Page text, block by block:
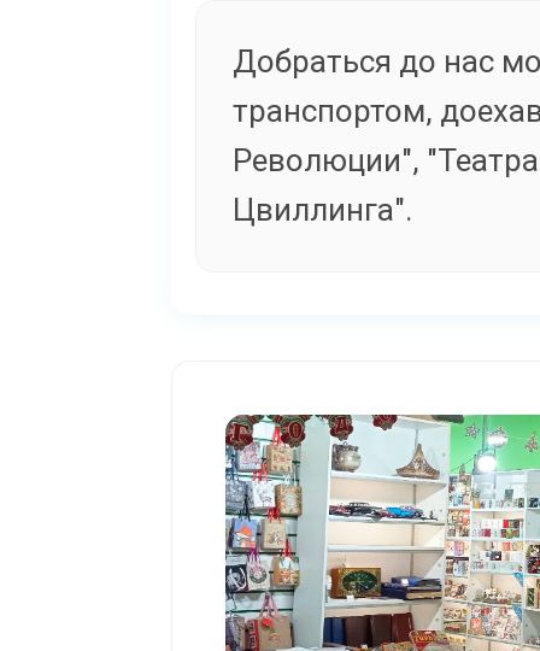
Добраться до нас
транспортом,
Революции",
Цвиллинга".